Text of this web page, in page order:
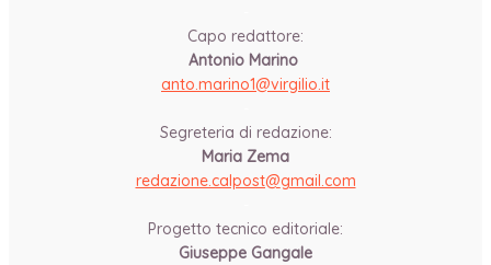
Capo redattore:
Antonio Marino
anto.marino1@virgilio.it
Segreteria di redazione:
Maria Zema
redazione.calpost@gmail.com
Progetto tecnico editoriale:
Giuseppe Gangale